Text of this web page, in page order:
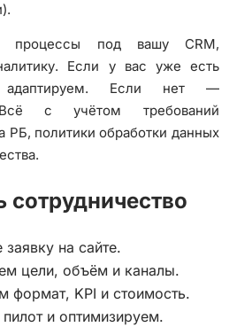
процессы под вашу CRM,
Если у вас уже есть
Если нет —
Всё с учётом требований
РБ, политики обработки данных
сотрудничество
заявку на сайте.
цели, объём и каналы.
формат, KPI и стоимость.
и оптимизируем.